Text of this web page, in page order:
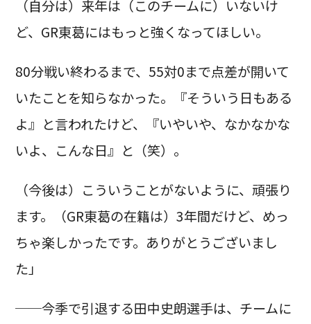
（自分は）来年は（このチームに）いないけ
ど、GR東葛にはもっと強くなってほしい。
80分戦い終わるまで、55対0まで点差が開いて
いたことを知らなかった。『そういう日もある
よ』と言われたけど、『いやいや、なかなかな
いよ、こんな日』と（笑）。
（今後は）こういうことがないように、頑張り
ます。（GR東葛の在籍は）3年間だけど、めっ
ちゃ楽しかったです。ありがとうございまし
た」
──今季で引退する田中史朗選手は、チームに